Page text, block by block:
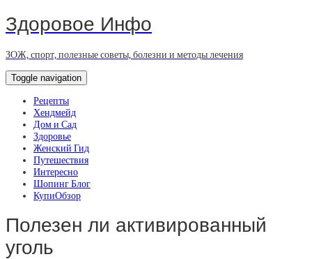
Здоровое Инфо
ЗОЖ, спорт, полезные советы, болезни и методы лечения
Toggle navigation
Рецепты
Хендмейд
Дом и Сад
Здоровье
Женский Гид
Путешествия
Интересно
Шопинг Блог
КупиОбзор
Полезен ли активированный
уголь